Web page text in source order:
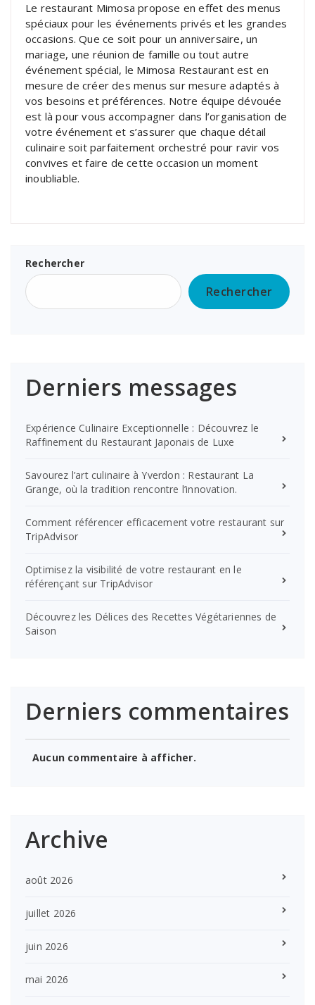
Le restaurant Mimosa propose en effet des menus
spéciaux pour les événements privés et les grandes
occasions. Que ce soit pour un anniversaire, un
mariage, une réunion de famille ou tout autre
événement spécial, le Mimosa Restaurant est en
mesure de créer des menus sur mesure adaptés à
vos besoins et préférences. Notre équipe dévouée
est là pour vous accompagner dans l’organisation de
votre événement et s’assurer que chaque détail
culinaire soit parfaitement orchestré pour ravir vos
convives et faire de cette occasion un moment
inoubliable.
Rechercher
Rechercher
Derniers messages
Expérience Culinaire Exceptionnelle : Découvrez le
Raffinement du Restaurant Japonais de Luxe
Savourez l’art culinaire à Yverdon : Restaurant La
Grange, où la tradition rencontre l’innovation.
Comment référencer efficacement votre restaurant sur
TripAdvisor
Optimisez la visibilité de votre restaurant en le
référençant sur TripAdvisor
Découvrez les Délices des Recettes Végétariennes de
Saison
Derniers commentaires
Aucun commentaire à afficher.
Archive
août 2026
juillet 2026
juin 2026
mai 2026